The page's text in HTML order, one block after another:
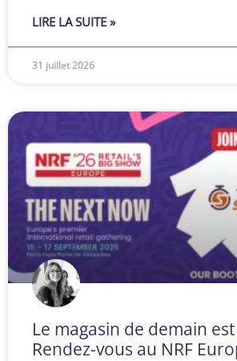
LIRE LA SUITE »
31 juillet 2026
Le magasin de demain
Rendez-vous au NRF